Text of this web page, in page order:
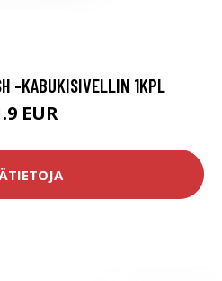
-KABUKISIVELLIN 1KPL
EUR